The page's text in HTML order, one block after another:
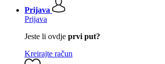
Prijava
Prijava
Jeste li ovdje prvi put?
Kreirajte račun